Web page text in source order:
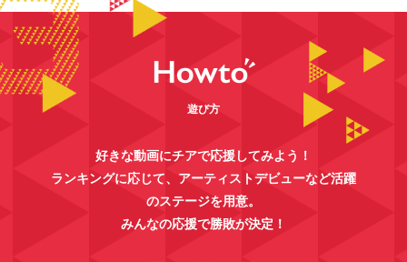
遊び方
好きな動画にチアで応援してみよう！
ランキングに応じて、アーティストデビューなど活躍
のステージを用意。
みんなの応援で勝敗が決定！